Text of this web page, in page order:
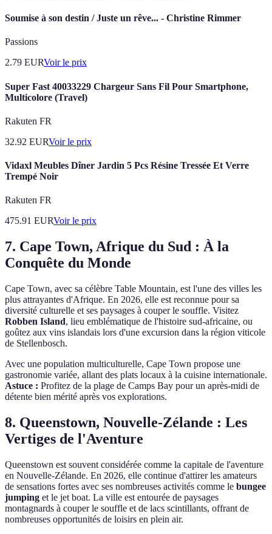
Soumise à son destin / Juste un rêve... - Christine Rimmer
Passions
2.79 EURVoir le prix
Super Fast 40033229 Chargeur Sans Fil Pour Smartphone,
Multicolore (Travel)
Rakuten FR
32.92 EURVoir le prix
Vidaxl Meubles Dîner Jardin 5 Pcs Résine Tressée Et Verre
Trempé Noir
Rakuten FR
475.91 EURVoir le prix
7. Cape Town, Afrique du Sud : À la
Conquête du Monde
Cape Town, avec sa célèbre Table Mountain, est l'une des villes les
plus attrayantes d'Afrique. En 2026, elle est reconnue pour sa
diversité culturelle et ses paysages à couper le souffle. Visitez
Robben Island, lieu emblématique de l'histoire sud-africaine, ou
goûtez aux vins islandais lors d'une excursion dans la région viticole
de Stellenbosch.
Avec une population multiculturelle, Cape Town propose une
gastronomie variée, allant des plats locaux à la cuisine internationale.
Astuce : Profitez de la plage de Camps Bay pour un après-midi de
détente bien mérité après vos explorations.
8. Queenstown, Nouvelle-Zélande : Les
Vertiges de l'Aventure
Queenstown est souvent considérée comme la capitale de l'aventure
en Nouvelle-Zélande. En 2026, elle continue d'attirer les amateurs
de sensations fortes avec ses nombreuses activités comme le bungee
jumping et le jet boat. La ville est entourée de paysages
montagnards à couper le souffle et de lacs scintillants, offrant de
nombreuses opportunités de loisirs en plein air.